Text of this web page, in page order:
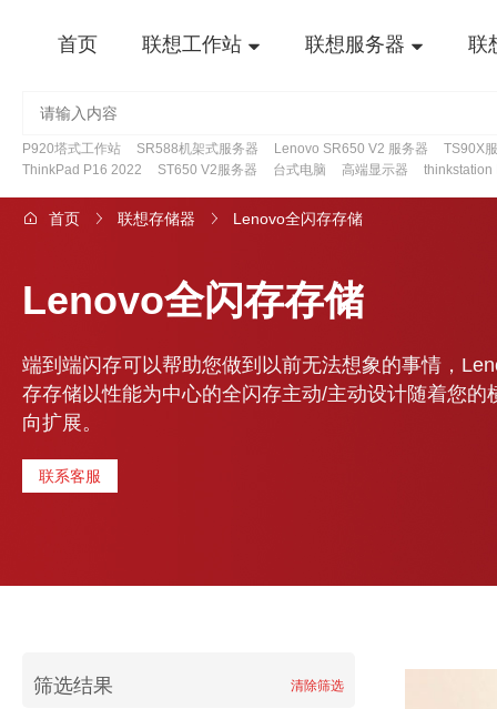
首页 联想工作站 联想服务器 联
P920塔式工作站 SR588机架式服务器 Lenovo SR650 V2 服务器
TS90X
ThinkPad P16 2022
ST650 V2服务器 台式电脑 高端显示器 thinkstation
首页 联想存储器 Lenovo全闪存存储
Lenovo全闪存存储
端到端闪存可以帮助您做到以前无法想象的事情，
存存储以性能为中心的全闪存主动/主动设计随着您的
向扩展。
联系客服
筛选结果 清除筛选